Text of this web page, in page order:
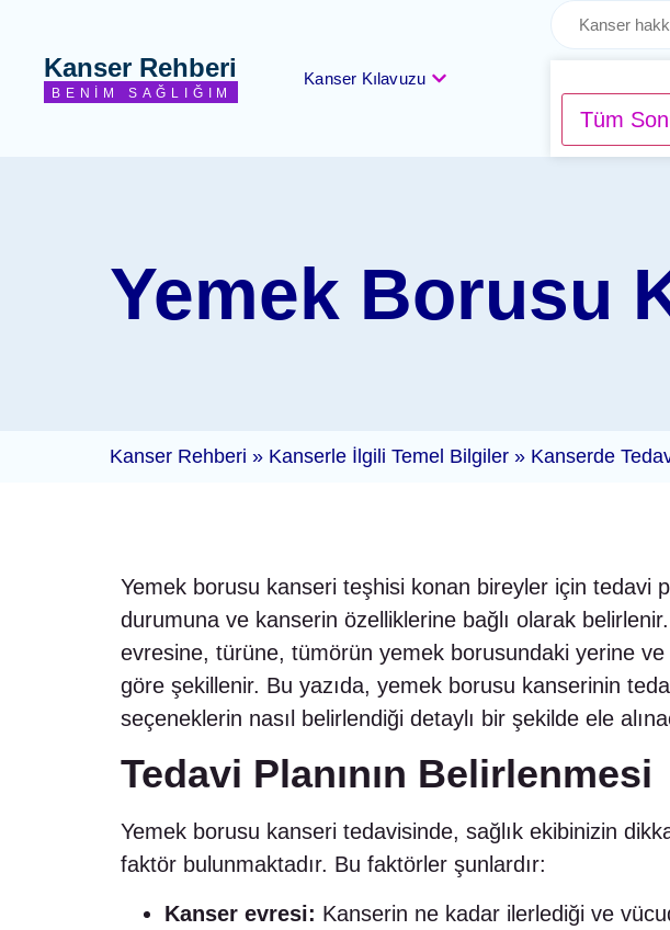
Kanser Rehberi
BENIM SAĞLIĞIM
Kanser Kılavuzu
Tüm
Yemek Borusu
Kanser Rehberi » Kanserle İlgili Temel Bilgiler » Kanserde
Yemek borusu kanseri teşhisi konan bireyler için tedavi
durumuna ve kanserin özelliklerine bağlı olarak
evresine, türüne, tümörün yemek borusundaki yerine ve
göre şekillenir. Bu yazıda, yemek borusu kanserinin
seçeneklerin nasıl belirlendiği detaylı bir şekilde ele
Tedavi Planının Belirlenmesi
Yemek borusu kanseri tedavisinde, sağlık ekibinizin
faktör bulunmaktadır. Bu faktörler şunlardır:
Kanser evresi: Kanserin ne kadar ilerlediği ve